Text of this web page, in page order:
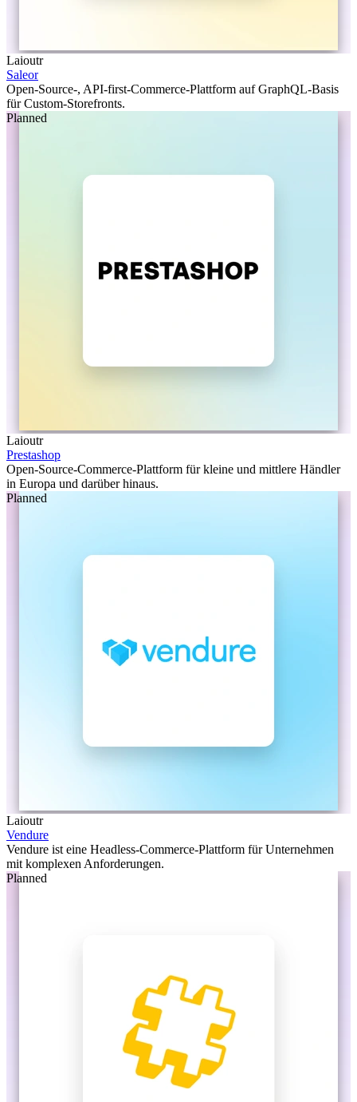
Laioutr
Saleor
Open-Source-, API-first-Commerce-Plattform auf GraphQL-Basis
für Custom-Storefronts.
Planned
Laioutr
Prestashop
Open-Source-Commerce-Plattform für kleine und mittlere Händler
in Europa und darüber hinaus.
Planned
Laioutr
Vendure
Vendure ist eine Headless-Commerce-Plattform für Unternehmen
mit komplexen Anforderungen.
Planned